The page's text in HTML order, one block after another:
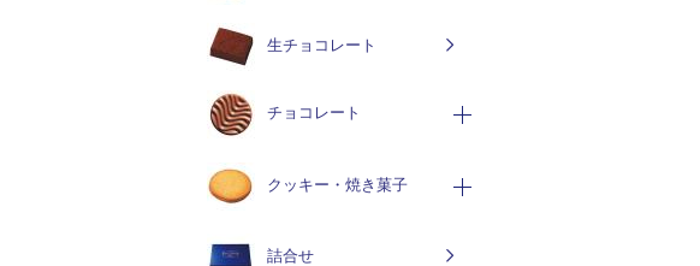
生チョコレート
チョコレート
クッキー・焼き菓子
詰合せ